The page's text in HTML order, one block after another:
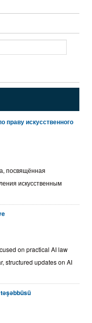
праву искусственного
посвящённая
искусственным
on practical AI law
structured updates on AI